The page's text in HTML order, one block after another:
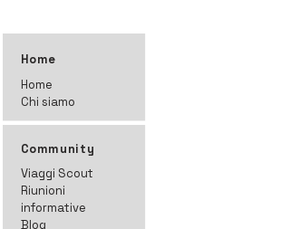
Home
Home
Chi siamo
Community
Viaggi Scout
Riunioni
informative
Blog